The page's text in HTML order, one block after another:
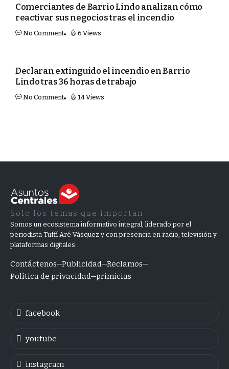
Comerciantes de Barrio Lindo analizan cómo
reactivar sus negocios tras el incendio
No Comment 6 Views
Declaran extinguido el incendio en Barrio
Lindo tras 36 horas de trabajo
No Comment 14 Views
Solo los temas que importan
Somos un ecosistema informativo integral, liderado por el
periodista Tuffí Aré Vásquez y con presencia en radio, televisión y
plataformas digitales.
Contáctenos Publicidad Reclamos
Política de privacidad primicias
facebook
youtube
instagram